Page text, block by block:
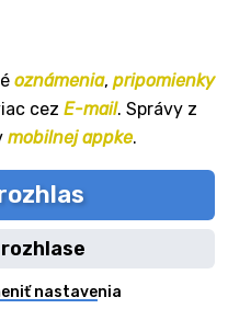
oznámenia, pripomienky
cez E-mail. Správy z
mobilnej appke.
nastavenia